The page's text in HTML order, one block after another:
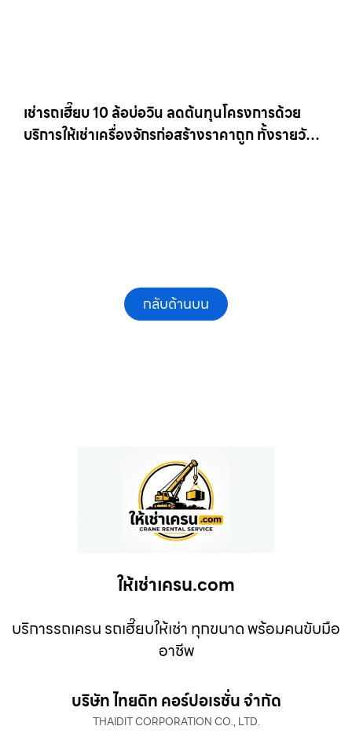
เช่ารถเฮี๊ยบ 10 ล้อบ่อวิน ลดต้นทุนโครงการด้วย
บริการให้เช่าเครื่องจักรก่อสร้างราคาถูก ทั้งรายวัน
กลับด้านบน
ให้เช่าเครน.com
บริการรถเครน รถเฮี๊ยบให้เช่า ทุกขนาด พร้อมคนขับมือ
อาชีพ
บริษัท ไทยดิท คอร์ปอเรชั่น จำกัด
THAIDIT CORPORATION CO., LTD.